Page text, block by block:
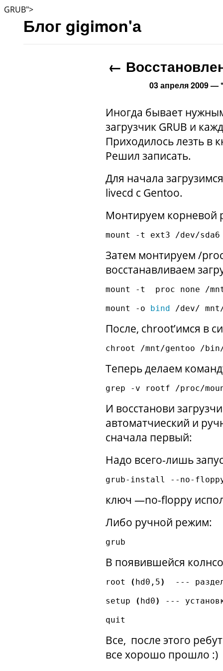
GRUB">
Блог gigimon'а
←
03 апреля 2009
Иногда бывает
загрузчик GRUB и
Приходилось лезть в
Решил записать.
Для начала
livecd с Gentoo.
Монтируем корневой
Затем монтируем /
восстанавливаем
mount -t  proc none /
mount -o bind
После, chroot’имся в
Теперь делаем
И восстанови
автоматчиеский и
сначала первый:
Надо всего-лишь
ключ —no-floppy
Либо ручной режим:
В появившейся
root ( hd0,5)
---
setup
( hd0)
---
Все, после этого
все хорошо прошло :)